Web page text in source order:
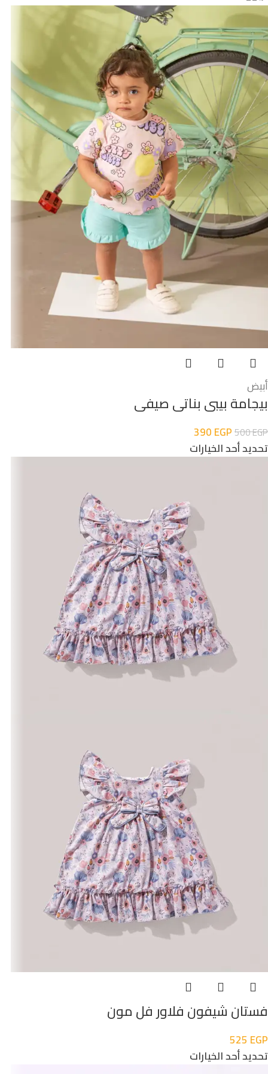
أبيض
بيجامة بيبى بناتى صيفى
500EGP
390EGP
تحديد أحد الخيارات
فستان شيفون فلاور فل مون
525 EGP
تحديد أحد الخيارات